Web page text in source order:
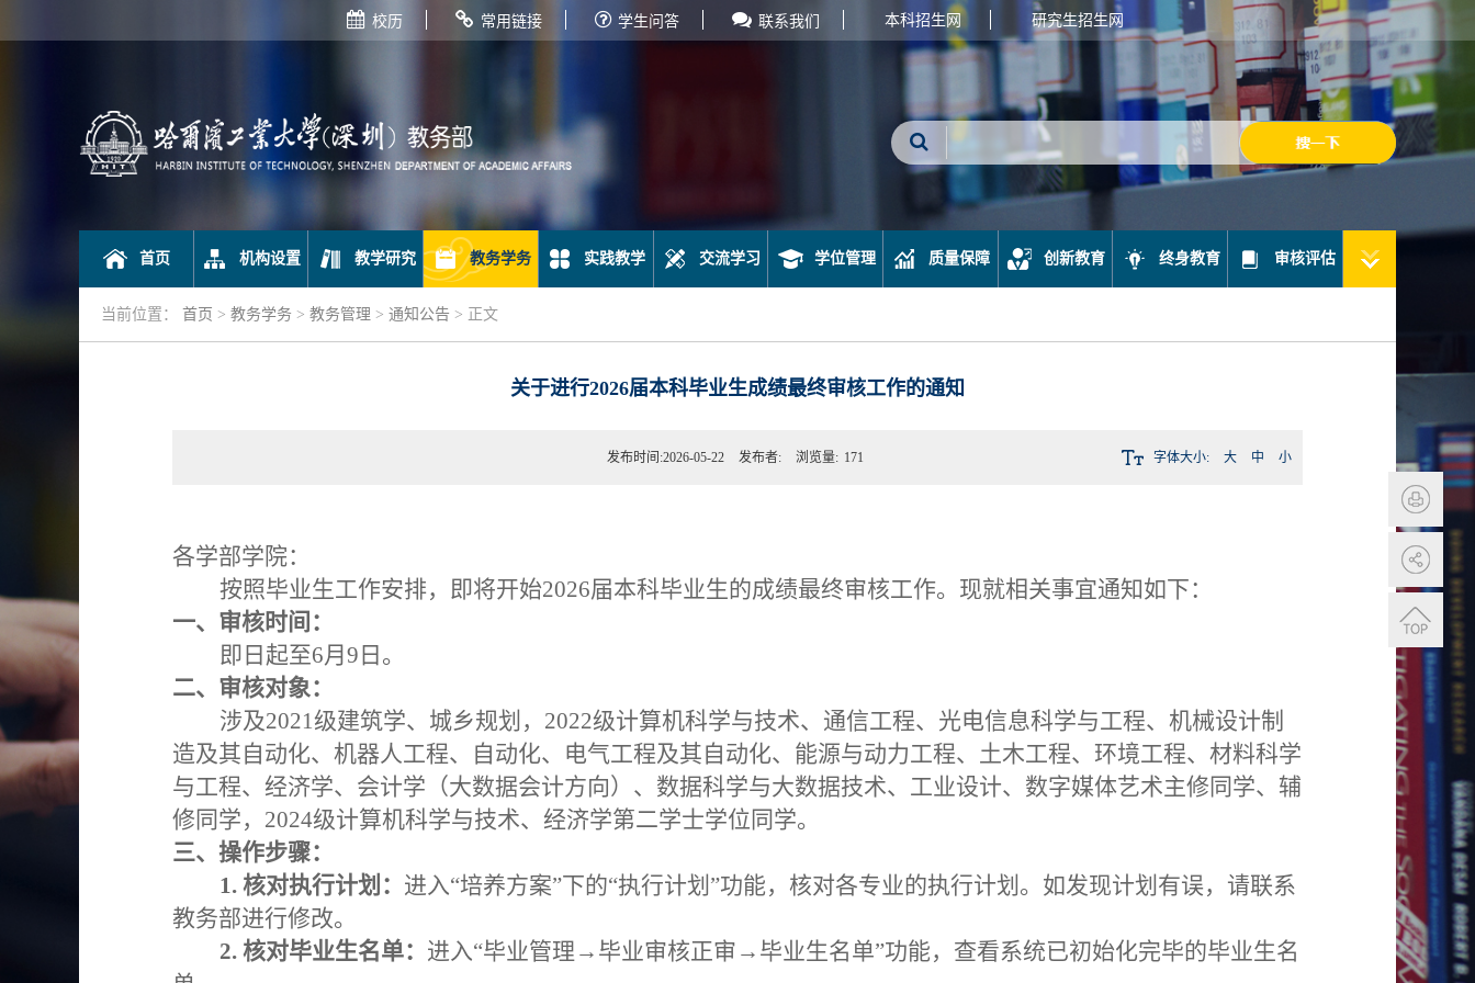
校历 常用链接 学生问答 联系我们 本科招生网 研究生招生网
首页 机构设置 教学研究 教务学务 实践教学 交流学习 学位管理 质量保障 创新教育 终身教育 审核评估
当前位置： 首页 > 教务学务 > 教务管理 > 通知公告 > 正文
关于进行2026届本科毕业生成绩最终审核工作的通知
发布时间:2026-05-22 发布者: 浏览量: 171 字体大小: 大 中 小
各学部学院：
按照毕业生工作安排，即将开始2026届本科毕业生的成绩最终审核工作。现就相关事宜通知如下：
一、审核时间：
即日起至6月 9 日。
二、审核对象：
涉及2021级建筑学、城乡规划 ， 2022级计算机科学与技术、通信工程、光电信息科学与工程、机械设计制
造及其自动化、 机器人工程、
自动化、电气工程及其自动化、能源与动力工程、土木工程、环境工程、材料科学
与工程、经济学、会计学（大数据会计方向）、数据科学与大数据技术、 工业设计、数字媒体艺术主修同学、辅
修同学， 2024级计算机科学与技术、经济学第二学士学位同学。
三、操作步骤：
1. 核对执行计划： 进入“培养方案”下的“执行计划 ”功能，核对各专业的执行计划。如发现计划有误，请联系
教务部进行修改。
2. 核对毕业生名单： 进入“毕业管理 → 毕业审核正审 → 毕业生名单”功能，查看系统已初始化完毕的毕业生名